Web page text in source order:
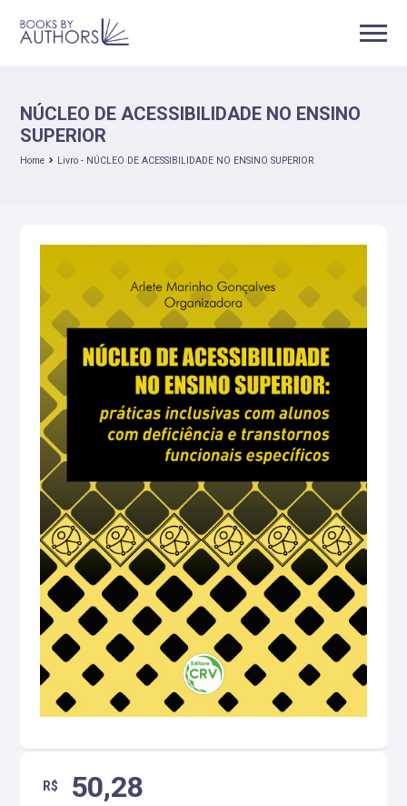
NÚCLEO DE ACESSIBILIDADE NO ENSINO
SUPERIOR
Home Livro - NÚCLEO DE ACESSIBILIDADE NO ENSINO SUPERIOR
R$ 50,28